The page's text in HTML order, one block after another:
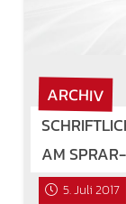
ARCHIV
AM
5. Juli 2017